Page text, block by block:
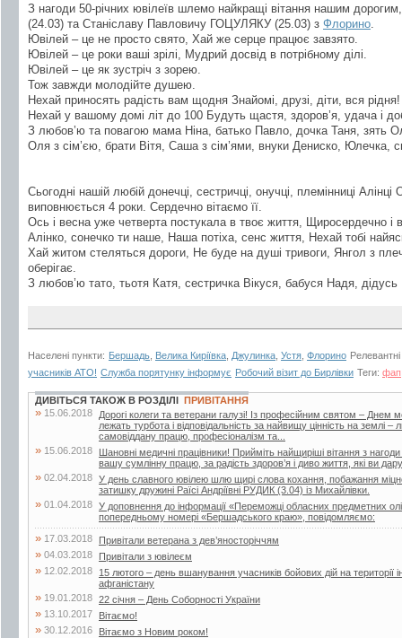
З нагоди 50-річних ювілеїв шлемо найкращі вітання нашим
(24.03) та Станіславу Павловичу ГОЦУЛЯКУ (25.03) з Флорино
Ювілей – це не просто свято, Хай же серце працює завзято.
Ювілей – це роки ваші зрілі, Мудрий досвід в потрібному ділі.
Ювілей – це як зустріч з зорею.
Тож завжди молодійте душею.
Нехай приносять радість вам щодня Знайомі, друзі, діти, вся рідня!
Нехай у вашому домі літ до 100 Будуть щастя, здоров’я, удача і
З любов’ю та повагою мама Ніна, батько Павло, дочка Таня, зять
Оля з сім’єю, брати Вітя, Саша з сім’ями, внуки Дениско, Юлечка,
Сьогодні нашій любій донечці, сестричці, онучці, племінниці
виповнюється 4 роки. Сердечно вітаємо її.
Ось і весна уже четверта постукала в твоє життя, Щиросердечно і
Алінко, сонечко ти наше, Наша потіха, сенс життя, Нехай тобі
Хай житом стеляться дороги, Не буде на душі тривоги, Янгол з
оберігає.
З любов’ю тато, тьотя Катя, сестричка Вікуся, бабуся Надя,
Населені пункти: Бершадь Велика Киріївка Джулинка Устя Флорино
учасників АТО! Служба порятунку інформує Робочий візит до Бирлівки Теги: фап
ДИВІТЬСЯ ТАКОЖ В РОЗДІЛІ ПРИВІТАННЯ
» 15.06.2018
Дорогі колеги та ветерани галузі! Із професійним святом –
лежать турбота і відповідальність за найвищу цінність на землі
самовіддану працю, професіоналізм та...
» 15.06.2018
Шановні медичні працівники! Прийміть найщиріші вітання з
вашу сумлінну працю, за радість здоров’я і диво життя, які ви
» 02.04.2018 У день славного ювілею шлю щирі слова кохання, побажання
затишку дружині Раїсі Андріївні РУДИК (3.04) із Михайлівки.
» 01.04.2018 У доповнення до інформації «Переможці обласних предметних
попередньому номері «Бершадського краю», повідомляємо:
» 17.03.2018 Привітали ветерана з дев’яносторіччям
» 04.03.2018 Привітали з ювілеєм
» 12.02.2018
15 лютого – день вшанування учасників бойових дій на території
афганістану
» 19.01.2018 22 січня – День Соборності України
» 13.10.2017 Вітаємо!
» 30.12.2016 Вітаємо з Новим роком!